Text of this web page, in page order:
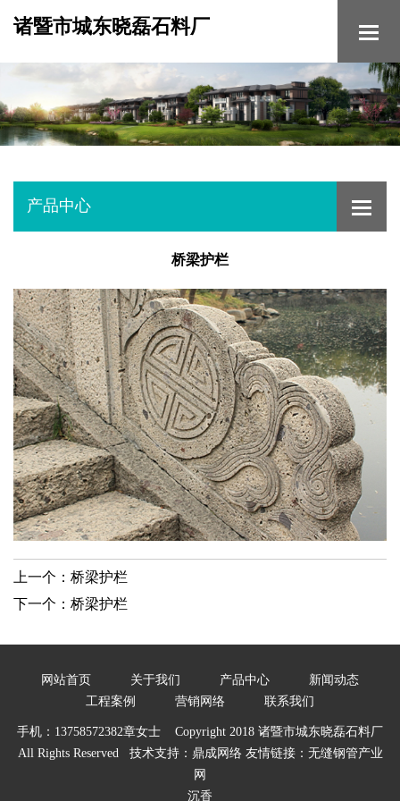
诸暨市城东晓磊石料厂
产品中心
桥梁护栏
上一个： 桥梁护栏
下一个： 桥梁护栏
网站首页 关于我们 产品中心
新闻动态
工程案例
营销网络 联系我们
手机：13758572382章女士 Copyright 2018 诸暨市城东晓磊石料厂
All Rights Reserved 技术支持： 鼎成网络 友情链接： 无缝钢管产业
网
沉香